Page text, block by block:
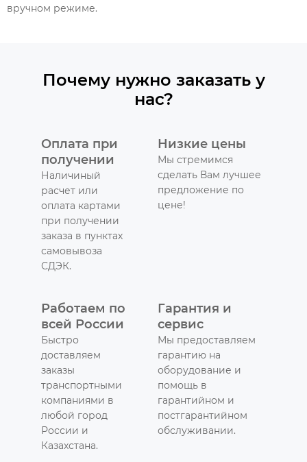
вручном режиме.
Почему нужно заказать у
нас?
Оплата при
получении
Наличиный
расчет или
оплата картами
при получении
заказа в пунктах
самовывоза
СДЭК.
Низкие цены
Мы стремимся
сделать Вам лучшее
предложение по
цене!
Работаем по
всей России
Быстро
доставляем
заказы
транспортными
компаниями в
любой город
России и
Казахстана.
Гарантия и
сервис
Мы предоставляем
гарантию на
оборудование и
помощь в
гарантийном и
постгарантийном
обслуживании.